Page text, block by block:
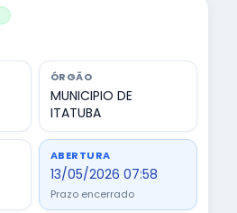
ÓRGÃO
MUNICIPIO DE
ITATUBA
ABERTURA
13/05/2026 07:58
Prazo encerrado